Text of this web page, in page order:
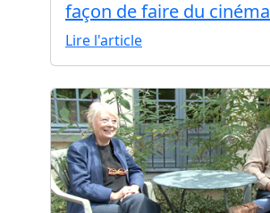
façon de faire du cinéma
Lire l'article